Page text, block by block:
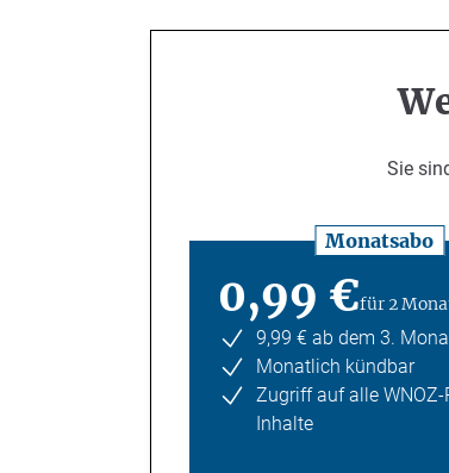
Sie
Monatsabo
0,99 €für 2
9,99 € ab dem 3.
Monatlich kündbar
Zugriff auf alle WNOZ-
Inhalte